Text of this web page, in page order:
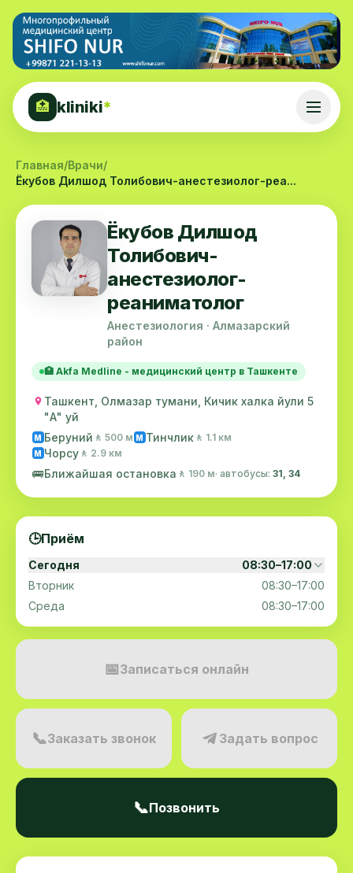
🏥 kliniki*
Главная/Врачи/
Ёкубов Дилшод Толибович-анестезиолог-реа...
Ёкубов Дилшод
Толибович-
анестезиолог-
реаниматолог
Анестезиология · Алмазарский
район
🏥 Akfa Medline - медицинский центр в Ташкенте
Ташкент, Олмазар тумани, Кичик халка йули 5
"А" уй
M Беруний 🚶 500 м M Тинчлик 🚶 1.1 км
M Чорсу 🚶 2.9 км
🚌Ближайшая остановка 🚶 190 м· автобусы: 31, 34
🕒Приём
Сегодня
08:30–17:00
Вторник
08:30–17:00
Среда
08:30–17:00
📅Записаться онлайн
📞Заказать звонок Задать вопрос
📞Позвонить